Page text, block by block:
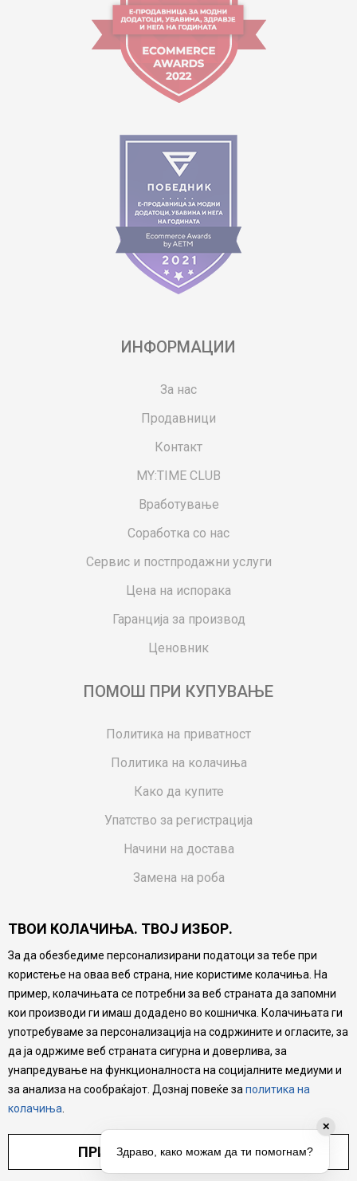
ИНФОРМАЦИИ
За нас
Продавници
Контакт
MY:TIME CLUB
Вработување
Соработка со нас
Сервис и постпродажни услуги
Цена на испорака
Гаранција за производ
Ценовник
ПОМОШ ПРИ КУПУВАЊЕ
Политика на приватност
Политика на колачиња
Како да купите
Упатство за регистрација
Начини на достава
Замена на роба
Ваучери
Product Finder
FAQs
Настојуваме да бидеме што попрецизни во описот на
производите, прикажување на слики и цени, но не
можеме да гарантираме дека сите информации се
комплетни и без грешка. Сите производи се дел од
нашата понуда, но не се подразбира дека мора да се
достапни во секој момент.
ТВОИ КОЛАЧИЊА. ТВОЈ ИЗБОР.
За да обезбедиме персонализирани податоци за тебе при
користење на оваа веб страна, ние користиме колачиња. На
пример, колачињата се потребни за веб страната да запомни
кои производи ги имаш додадено во кошничка. Колачињата ги
употребуваме за персонализација на содржините и огласите, за
да ја одржиме веб страната сигурна и доверлива, за
унапредување на функционалноста на социјалните медиуми и
за анализа на сообраќајот. Дознај повеќе за политика на
колачиња
ПРИЛАГОДИ ПОСТАВУВАЊА
✕
Здраво, како можам да ти помогнам?